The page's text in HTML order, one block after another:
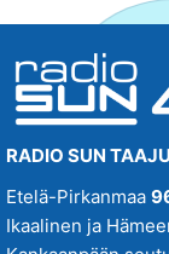
RADIO SUN
Etelä-Pirkanmaa
Ikaalinen ja